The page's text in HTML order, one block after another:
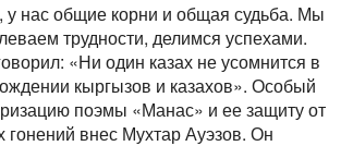
у нас общие корни и общая судьба. Мы
трудности, делимся успехами.
«Ни один казах не усомнится в
кыргызов и казахов». Особый
поэмы «Манас» и ее защиту от
гонений внес Мухтар Ауэзов. Он